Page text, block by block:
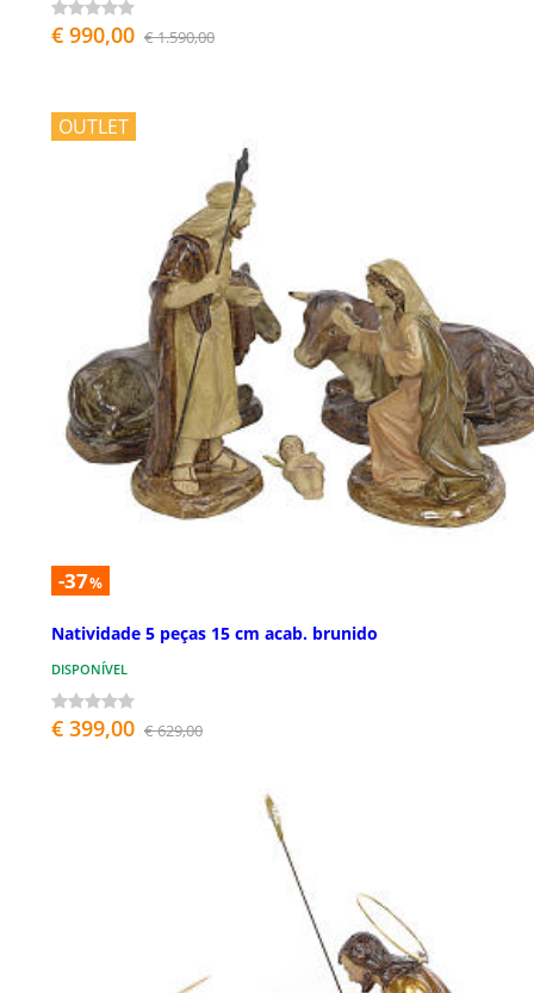
€ 990,00 € 1.590,00
OUTLET
-37%
Natividade 5 peças 15 cm acab. brunido
DISPONÍVEL
€ 399,00 € 629,00